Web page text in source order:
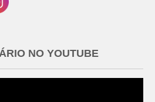
NO YOUTUBE